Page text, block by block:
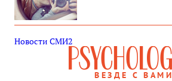
Новости СМИ2
ВЕЗДЕ С ВАМИ